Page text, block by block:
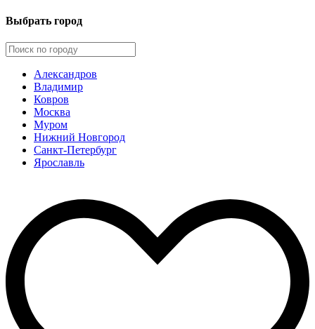
Выбрать город
Александров
Владимир
Ковров
Москва
Муром
Нижний Новгород
Санкт-Петербург
Ярославль